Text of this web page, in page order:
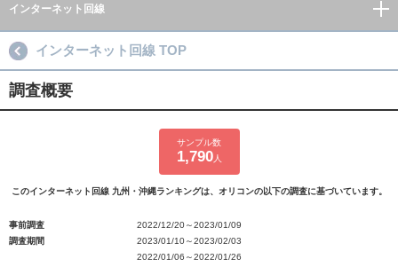
インターネット回線
インターネット回線 TOP
調査概要
サンプル数
1,790人
このインターネット回線 九州・沖縄ランキングは、オリコンの以下の調査に基づいています。
事前調査
2022/12/20～2023/01/09
調査期間
2023/01/10～2023/02/03
2022/01/06～2022/01/26